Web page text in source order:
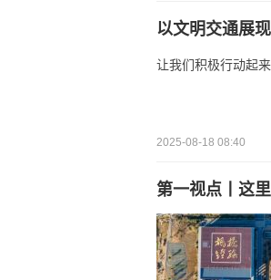
以文明交通展
让我们积极行动起
2025-08-18 08:40
第一视点丨这